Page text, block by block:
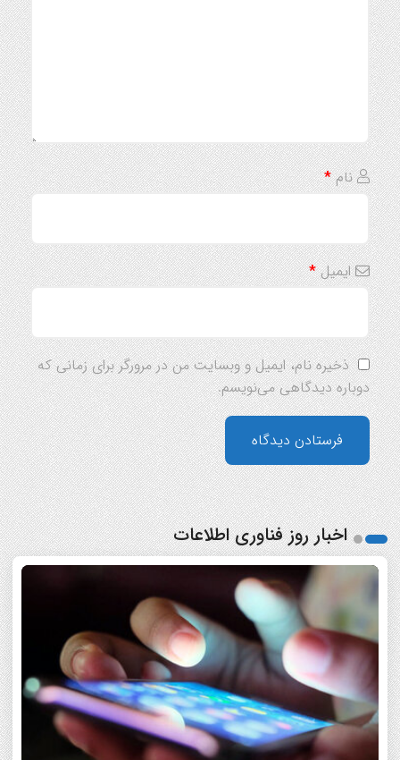
نام*
ایمیل*
ذخیره نام، ایمیل و وبسایت من در مرورگر برای زمانی که
دوباره دیدگاهی می‌نویسم.
اخبار روز فناوری اطلاعات